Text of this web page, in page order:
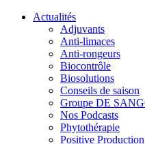
Actualités
Adjuvants
Anti-limaces
Anti-rongeurs
Biocontrôle
Biosolutions
Conseils de saison
Groupe DE
Nos Podcasts
Phytothérapie
Positive Production